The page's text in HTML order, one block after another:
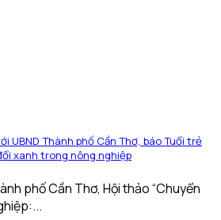
UBND Thành phố Cần Thơ, báo Tuổi trẻ
xanh trong nông nghiệp
phố Cần Thơ, Hội thảo “Chuyển